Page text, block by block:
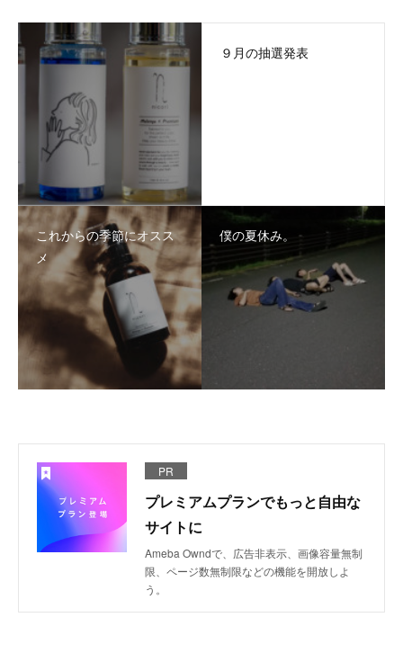
９月の抽選発表
これからの季節にオスス
メ
僕の夏休み。
PR
プレミアムプランでもっと自由な
サイトに
Ameba Owndで、広告非表示、画像容量無制
限、ページ数無制限などの機能を開放しよ
う。